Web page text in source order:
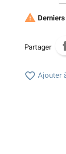

Partager
 Ajouter